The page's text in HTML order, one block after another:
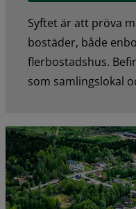
Syftet är att pröva
bostäder, både
flerbostadshus.
som samlingslokal